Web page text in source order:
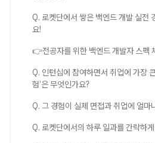
Q. 로켓단에서 쌓은 백엔드 개발 실전
요!
👉전공자를 위한 백엔드 개발자 스펙
Q. 인턴십에 참여하면서 취업에 가장
험’은 무엇인가요?
Q. 그 경험이 실제 면접과 취업에 얼마
Q. 로켓단에서의 하루 일과를 간략하